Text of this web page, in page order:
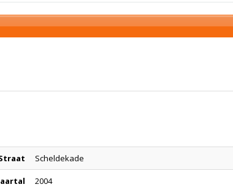
Scheldekade
2004